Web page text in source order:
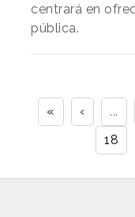
centrará en
pública.
« ‹ ...
18